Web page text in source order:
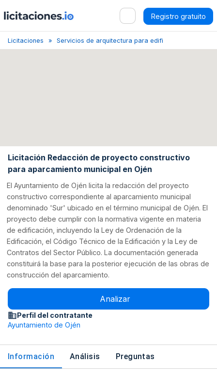
Registro gratuito
Licitaciones Servicios de arquitectura para edificios
Licitación Redacción de proyecto constructivo
para aparcamiento municipal en Ojén
El Ayuntamiento de Ojén licita la redacción del proyecto
constructivo correspondiente al aparcamiento municipal
denominado 'Sur' ubicado en el término municipal de Ojén. El
proyecto debe cumplir con la normativa vigente en materia
de edificación, incluyendo la Ley de Ordenación de la
Edificación, el Código Técnico de la Edificación y la Ley de
Contratos del Sector Público. La documentación generada
constituirá la base para la posterior ejecución de las obras de
construcción del aparcamiento.
Analizar
Perfil del contratante
Ayuntamiento de Ojén
Información Análisis Preguntas